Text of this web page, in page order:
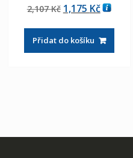
5.00
z 5
2,107Kč Původní
byla:
2,107 Kč
1,175 KčAktuální
je:
1,175 Kč
Přidat do košíku